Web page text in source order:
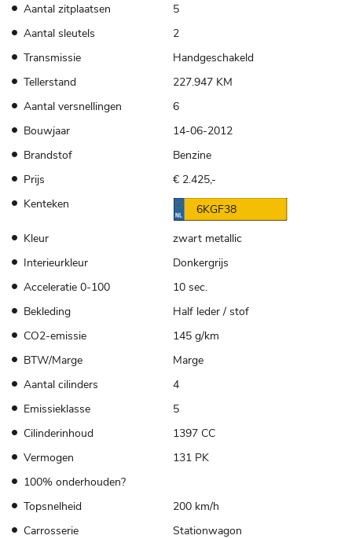
Aantal zitplaatsen
5
Aantal sleutels
2
Transmissie
Handgeschakeld
Tellerstand
227.947 KM
Aantal versnellingen
6
Bouwjaar
14-06-2012
Brandstof
Benzine
Prijs
€ 2.425,-
Kenteken
6KGF38
Kleur
zwart metallic
Interieurkleur
Donkergrijs
Acceleratie 0-100
10 sec.
Bekleding
Half leder / stof
CO2-emissie
145 g/km
BTW/Marge
Marge
Aantal cilinders
4
Emissieklasse
5
Cilinderinhoud
1397 CC
Vermogen
131 PK
100% onderhouden?
Topsnelheid
200 km/h
Carrosserie
Stationwagon